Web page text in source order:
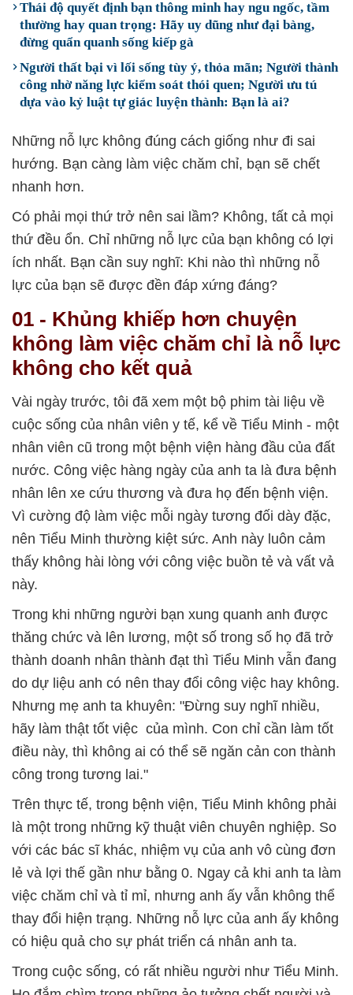
Thái độ quyết định bạn thông minh hay ngu ngốc, tầm
thường hay quan trọng: Hãy uy dũng như đại bàng,
đừng quẩn quanh sống kiếp gà
Người thất bại vì lối sống tùy ý, thỏa mãn; Người thành
công nhờ năng lực kiểm soát thói quen; Người ưu tú
dựa vào kỷ luật tự giác luyện thành: Bạn là ai?
Những nỗ lực không đúng cách giống như đi sai
hướng. Bạn càng làm việc chăm chỉ, bạn sẽ chết
nhanh hơn.
Có phải mọi thứ trở nên sai lầm? Không, tất cả mọi
thứ đều ổn. Chỉ những nỗ lực của bạn không có lợi
ích nhất. Bạn cần suy nghĩ: Khi nào thì những nỗ
lực của bạn sẽ được đền đáp xứng đáng?
01 - Khủng khiếp hơn chuyện
không làm việc chăm chỉ là nỗ lực
không cho kết quả
Vài ngày trước, tôi đã xem một bộ phim tài liệu về
cuộc sống của nhân viên y tế, kể về Tiểu Minh - một
nhân viên cũ trong một bệnh viện hàng đầu của đất
nước. Công việc hàng ngày của anh ta là đưa bệnh
nhân lên xe cứu thương và đưa họ đến bệnh viện.
Vì cường độ làm việc mỗi ngày tương đối dày đặc,
nên Tiểu Minh thường kiệt sức. Anh này luôn cảm
thấy không hài lòng với công việc buồn tẻ và vất vả
này.
Trong khi những người bạn xung quanh anh được
thăng chức và lên lương, một số trong số họ đã trở
thành doanh nhân thành đạt thì Tiểu Minh vẫn đang
do dự liệu anh có nên thay đổi công việc hay không.
Nhưng mẹ anh ta khuyên: "Đừng suy nghĩ nhiều,
hãy làm thật tốt việc của mình. Con chỉ cần làm tốt
điều này, thì không ai có thể sẽ ngăn cản con thành
công trong tương lai."
Trên thực tế, trong bệnh viện, Tiểu Minh không phải
là một trong những kỹ thuật viên chuyên nghiệp. So
với các bác sĩ khác, nhiệm vụ của anh vô cùng đơn
lẻ và lợi thế gần như bằng 0. Ngay cả khi anh ta làm
việc chăm chỉ và tỉ mỉ, nhưng anh ấy vẫn không thể
thay đổi hiện trạng. Những nỗ lực của anh ấy không
có hiệu quả cho sự phát triển cá nhân anh ta.
Trong cuộc sống, có rất nhiều người như Tiểu Minh.